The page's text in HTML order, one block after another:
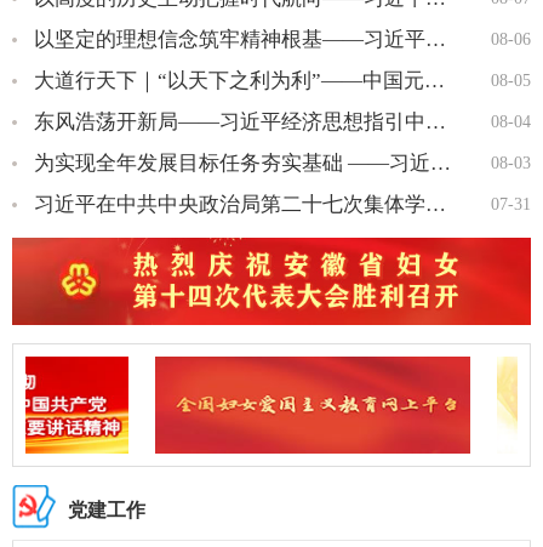
08-06
以坚定的理想信念筑牢精神根基——习近平党建思想理论品格系列述…
08-05
大道行天下｜“以天下之利为利”——中国元首外交的世界情怀与大…
08-04
东风浩荡开新局——习近平经济思想指引中国经济高质量发展行稳致…
08-03
为实现全年发展目标任务夯实基础 ——习近平总书记引领“十五五…
07-31
习近平在中共中央政治局第二十七次集体学习时强调 强化政治引领 …
党建工作